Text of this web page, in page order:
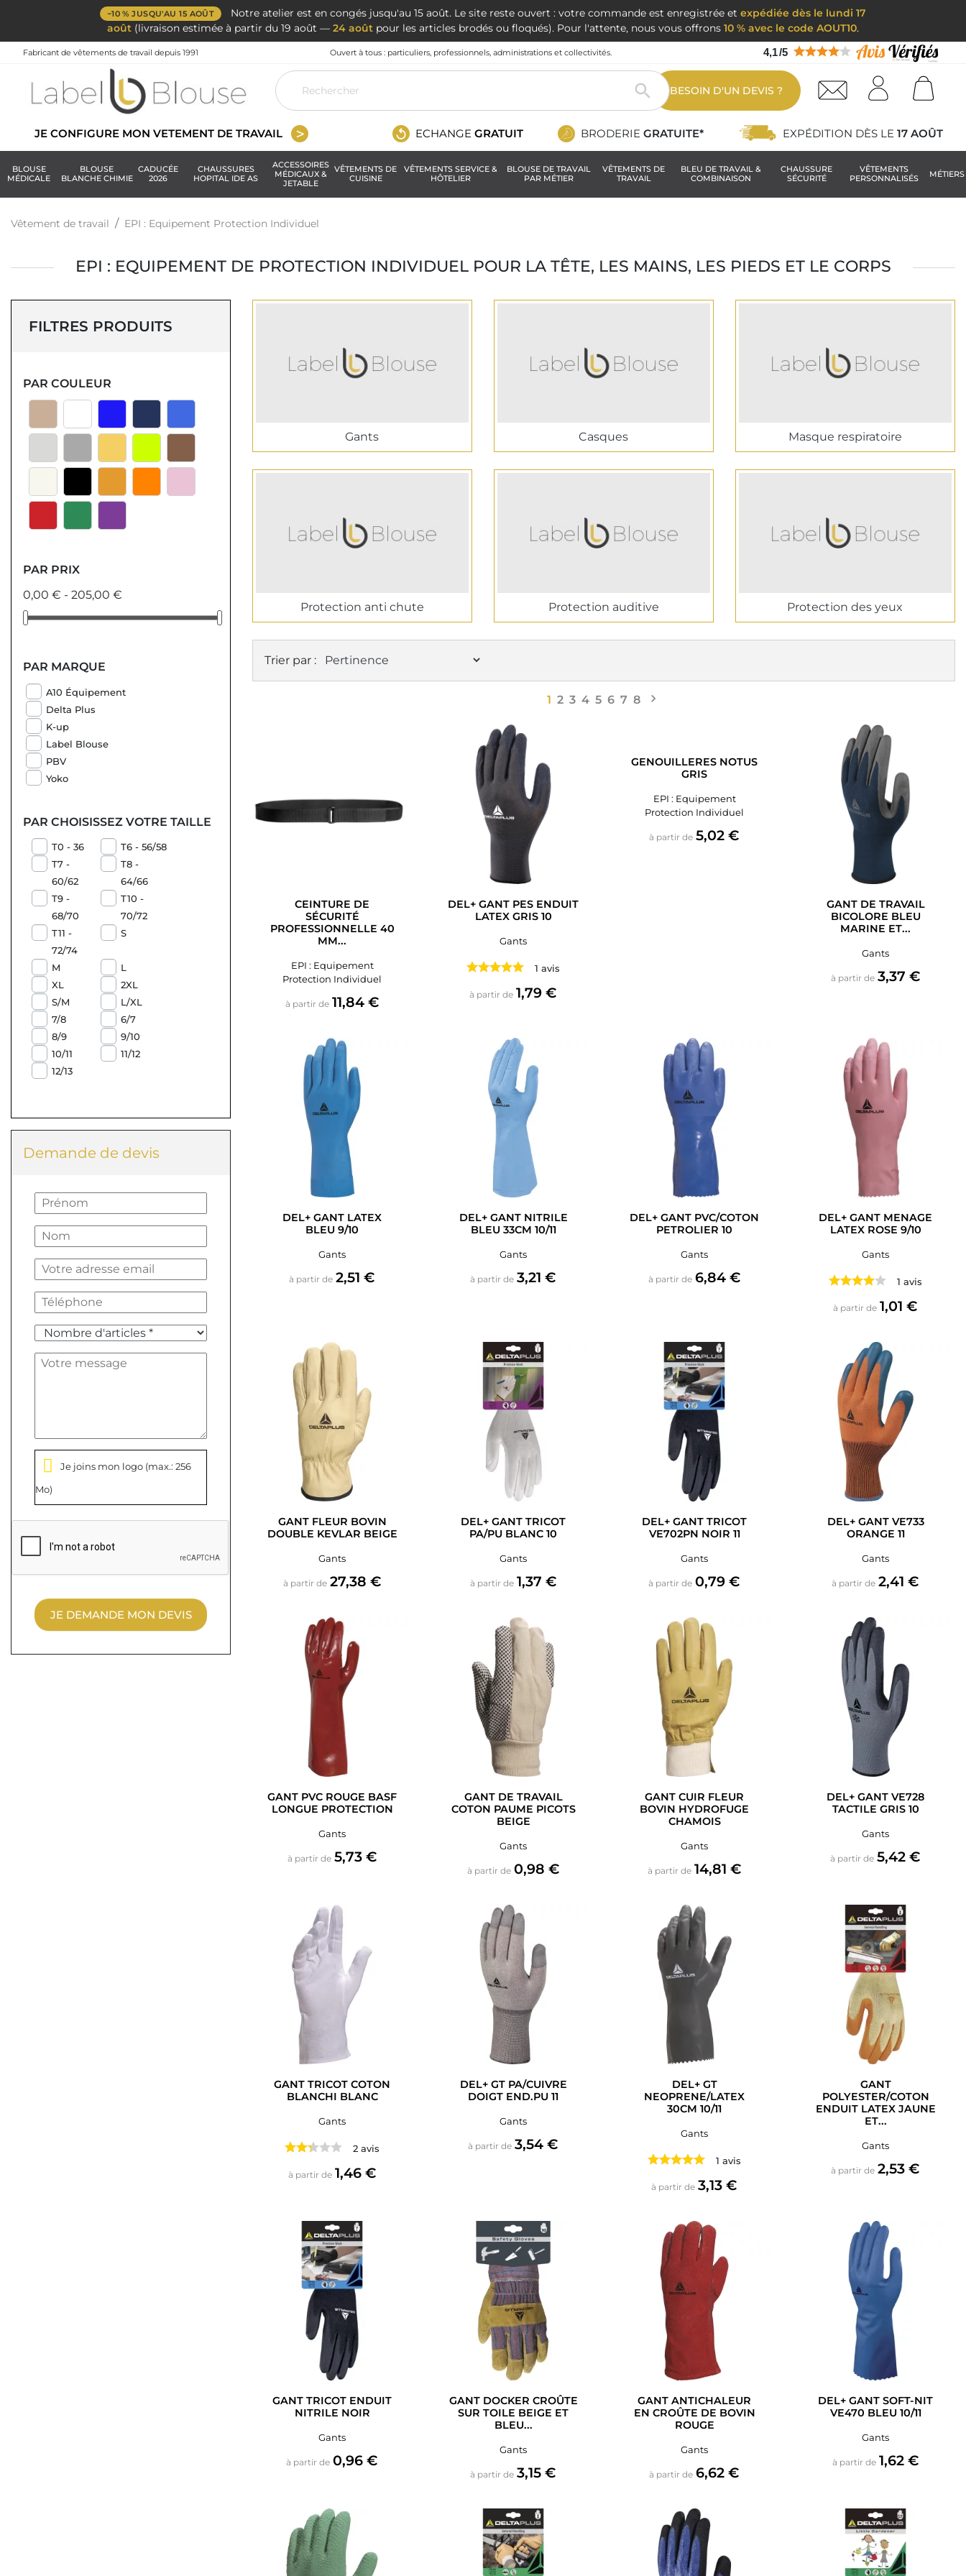
−10 % JUSQU'AU 15 AOÛT Notre atelier est en congés jusqu'au 15 août. Le site reste ouvert : votre commande est enregistrée etexpédiée dès le lundi 17
août (livraison estimée à partir du 19 août — 24 août pour les articles brodés ou floqués). Pour l'attente, nous vous offrons 10 % avec le code AOUT10.
Fabricant de vêtements de travail depuis 1991 Ouvert à tous : particuliers, professionnels, administrations et collectivités. 4,1/5
 BESOIN D'UN DEVIS ?
JE CONFIGURE MON VETEMENT DE TRAVAIL ECHANGE GRATUIT BRODERIE GRATUITE* EXPÉDITION DÈS LE 17 AOÛT
BLOUSE
MÉDICALE
BLOUSE
BLANCHE CHIMIE
CADUCÉE
2026
CHAUSSURES
HOPITAL IDE AS
ACCESSOIRES
MÉDICAUX &
JETABLE
VÊTEMENTS DE
CUISINE
VÊTEMENTS SERVICE &
HÔTELIER
BLOUSE DE TRAVAIL
PAR MÉTIER
VÊTEMENTS DE
TRAVAIL
BLEU DE TRAVAIL &
COMBINAISON
CHAUSSURE
SÉCURITÉ
VÊTEMENTS
PERSONNALISÉS
MÉTIERS
Vêtement de travail EPI : Equipement Protection Individuel
EPI : EQUIPEMENT DE PROTECTION INDIVIDUEL POUR LA TÊTE, LES MAINS, LES PIEDS ET LE CORPS
FILTRES PRODUITS
PAR COULEUR
PAR PRIX
0,00 € - 205,00 €
PAR MARQUE
A10 Équipement
Delta Plus
K-up
Label Blouse
PBV
Yoko
PAR CHOISISSEZ VOTRE TAILLE
T0 - 36
T6 - 56/58
T7 -
60/62
T8 -
64/66
T9 -
68/70
T10 -
70/72
T11 -
72/74
S
M
L
XL
2XL
S/M
L/XL
7/8
6/7
8/9
9/10
10/11
11/12
12/13
Demande de devis
Je joins mon logo (max.: 256
Mo)
JE DEMANDE MON DEVIS
Gants Casques Masque respiratoire
Protection anti chute Protection auditive Protection des yeux
Trier par :
1 2 3 4 5 6 7 8 Suivant

CEINTURE DE
SÉCURITÉ
PROFESSIONNELLE 40
MM...
EPI : Equipement
Protection Individuel
à partir de Prix
11,84 €
DEL+ GANT PES ENDUIT
LATEX GRIS 10
Gants
1 avis
à partir de Prix
1,79 €
GENOUILLERES NOTUS
GRIS
EPI : Equipement
Protection Individuel
à partir de Prix
5,02 €
GANT DE TRAVAIL
BICOLORE BLEU
MARINE ET...
Gants
à partir de Prix
3,37 €
DEL+ GANT LATEX
BLEU 9/10
Gants
à partir de Prix
2,51 €
DEL+ GANT NITRILE
BLEU 33CM 10/11
Gants
à partir de Prix
3,21 €
DEL+ GANT PVC/COTON
PETROLIER 10
Gants
à partir de Prix
6,84 €
DEL+ GANT MENAGE
LATEX ROSE 9/10
Gants
1 avis
à partir de Prix
1,01 €
GANT FLEUR BOVIN
DOUBLE KEVLAR BEIGE
Gants
à partir de Prix
27,38 €
DEL+ GANT TRICOT
PA/PU BLANC 10
Gants
à partir de Prix
1,37 €
DEL+ GANT TRICOT
VE702PN NOIR 11
Gants
à partir de Prix
0,79 €
DEL+ GANT VE733
ORANGE 11
Gants
à partir de Prix
2,41 €
GANT PVC ROUGE BASF
LONGUE PROTECTION
Gants
à partir de Prix
5,73 €
GANT DE TRAVAIL
COTON PAUME PICOTS
BEIGE
Gants
à partir de Prix
0,98 €
GANT CUIR FLEUR
BOVIN HYDROFUGE
CHAMOIS
Gants
à partir de Prix
14,81 €
DEL+ GANT VE728
TACTILE GRIS 10
Gants
à partir de Prix
5,42 €
GANT TRICOT COTON
BLANCHI BLANC
Gants
2 avis
à partir de Prix
1,46 €
DEL+ GT PA/CUIVRE
DOIGT END.PU 11
Gants
à partir de Prix
3,54 €
DEL+ GT
NEOPRENE/LATEX
30CM 10/11
Gants
1 avis
à partir de Prix
3,13 €
GANT
POLYESTER/COTON
ENDUIT LATEX JAUNE
ET...
Gants
à partir de Prix
2,53 €
GANT TRICOT ENDUIT
NITRILE NOIR
Gants
à partir de Prix
0,96 €
GANT DOCKER CROÛTE
SUR TOILE BEIGE ET
BLEU...
Gants
à partir de Prix
3,15 €
GANT ANTICHALEUR
EN CROÛTE DE BOVIN
ROUGE
Gants
à partir de Prix
6,62 €
DEL+ GANT SOFT-NIT
VE470 BLEU 10/11
Gants
à partir de Prix
1,62 €